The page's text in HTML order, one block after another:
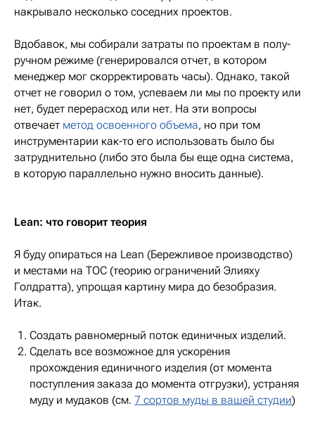
накрывало несколько соседних проектов.
Вдобавок, мы собирали затраты по проектам в полу-
ручном режиме (генерировался отчет, в котором
менеджер мог скорректировать часы). Однако, такой
отчет не говорил о том, успеваем ли мы по проекту или
нет, будет перерасход или нет. На эти вопросы
отвечает метод освоенного объема, но при том
инструментарии как-то его использовать было бы
затруднительно (либо это была бы еще одна система,
в которую параллельно нужно вносить данные).
Lean: что говорит теория
Я буду опираться на Lean (Бережливое производство)
и местами на ТОС (теорию ограничений Элияху
Голдратта), упрощая картину мира до безобразия.
Итак.
Создать равномерный поток единичных изделий.
Сделать все возможное для ускорения
прохождения единичного изделия (от момента
поступления заказа до момента отгрузки), устраняя
муду и мудаков (см. 7 сортов муды в вашей студии)